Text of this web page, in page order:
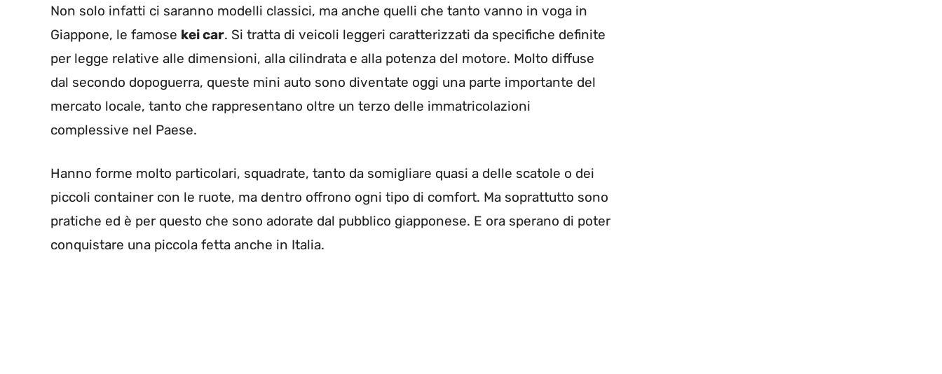
Non solo infatti ci saranno modelli classici, ma anche quelli che tanto vanno in voga in
Giappone, le famose kei car. Si tratta di veicoli leggeri caratterizzati da specifiche definite
per legge relative alle dimensioni, alla cilindrata e alla potenza del motore. Molto diffuse
dal secondo dopoguerra, queste mini auto sono diventate oggi una parte importante del
mercato locale, tanto che rappresentano oltre un terzo delle immatricolazioni
complessive nel Paese.
Hanno forme molto particolari, squadrate, tanto da somigliare quasi a delle scatole o dei
piccoli container con le ruote, ma dentro offrono ogni tipo di comfort. Ma soprattutto sono
pratiche ed è per questo che sono adorate dal pubblico giapponese. E ora sperano di poter
conquistare una piccola fetta anche in Italia.